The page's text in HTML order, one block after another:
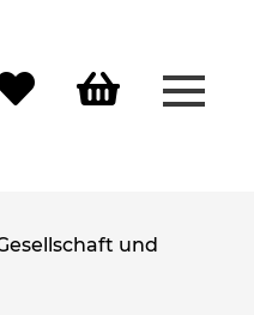
und